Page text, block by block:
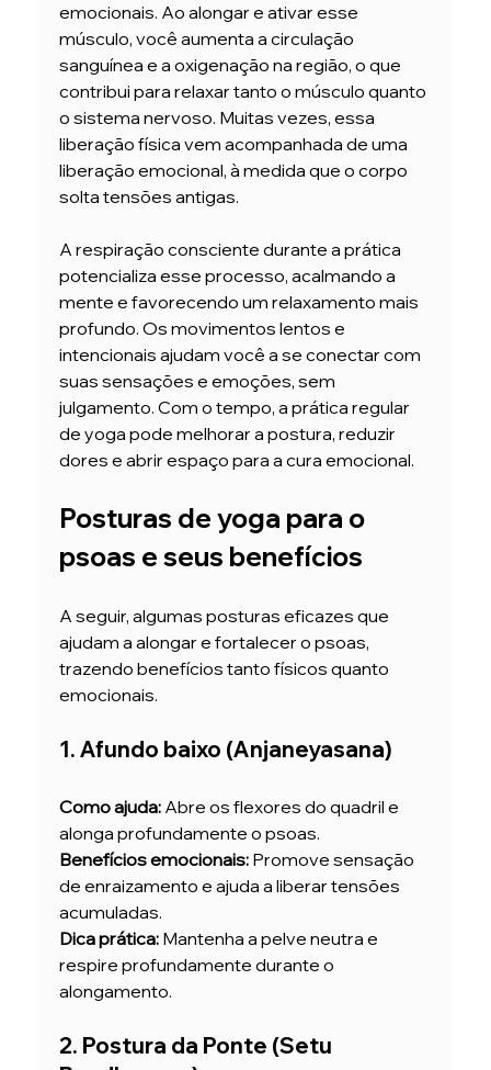
emocionais. Ao alongar e ativar esse
músculo, você aumenta a circulação
sanguínea e a oxigenação na região, o que
contribui para relaxar tanto o músculo quanto
o sistema nervoso. Muitas vezes, essa
liberação física vem acompanhada de uma
liberação emocional, à medida que o corpo
solta tensões antigas.
A respiração consciente durante a prática
potencializa esse processo, acalmando a
mente e favorecendo um relaxamento mais
profundo. Os movimentos lentos e
intencionais ajudam você a se conectar com
suas sensações e emoções, sem
julgamento. Com o tempo, a prática regular
de yoga pode melhorar a postura, reduzir
dores e abrir espaço para a cura emocional.
Posturas de yoga para o
psoas e seus benefícios
A seguir, algumas posturas eficazes que
ajudam a alongar e fortalecer o psoas,
trazendo benefícios tanto físicos quanto
emocionais.
1. Afundo baixo (Anjaneyasana)
Como ajuda: Abre os flexores do quadril e
alonga profundamente o psoas.
Benefícios emocionais: Promove sensação
de enraizamento e ajuda a liberar tensões
acumuladas.
Dica prática: Mantenha a pelve neutra e
respire profundamente durante o
alongamento.
2. Postura da Ponte (Setu